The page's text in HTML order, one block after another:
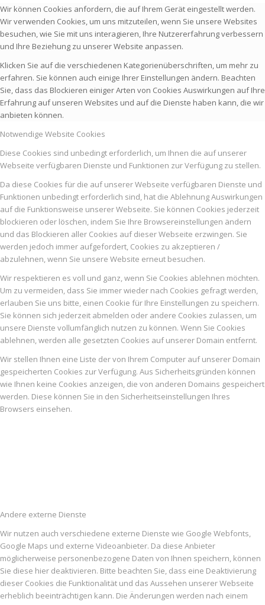
Wir können Cookies anfordern, die auf Ihrem Gerät eingestellt werden.
Wir verwenden Cookies, um uns mitzuteilen, wenn Sie unsere Websites
besuchen, wie Sie mit uns interagieren, Ihre Nutzererfahrung verbessern
und Ihre Beziehung zu unserer Website anpassen.
Klicken Sie auf die verschiedenen Kategorienüberschriften, um mehr zu
erfahren. Sie können auch einige Ihrer Einstellungen ändern. Beachten
Sie, dass das Blockieren einiger Arten von Cookies Auswirkungen auf Ihre
Erfahrung auf unseren Websites und auf die Dienste haben kann, die wir
anbieten können.
Notwendige Website Cookies
Diese Cookies sind unbedingt erforderlich, um Ihnen die auf unserer
Webseite verfügbaren Dienste und Funktionen zur Verfügung zu stellen.
Da diese Cookies für die auf unserer Webseite verfügbaren Dienste und
Funktionen unbedingt erforderlich sind, hat die Ablehnung Auswirkungen
auf die Funktionsweise unserer Webseite. Sie können Cookies jederzeit
blockieren oder löschen, indem Sie Ihre Browsereinstellungen ändern
und das Blockieren aller Cookies auf dieser Webseite erzwingen. Sie
werden jedoch immer aufgefordert, Cookies zu akzeptieren /
abzulehnen, wenn Sie unsere Website erneut besuchen.
Wir respektieren es voll und ganz, wenn Sie Cookies ablehnen möchten.
Um zu vermeiden, dass Sie immer wieder nach Cookies gefragt werden,
erlauben Sie uns bitte, einen Cookie für Ihre Einstellungen zu speichern.
Sie können sich jederzeit abmelden oder andere Cookies zulassen, um
unsere Dienste vollumfänglich nutzen zu können. Wenn Sie Cookies
ablehnen, werden alle gesetzten Cookies auf unserer Domain entfernt.
Wir stellen Ihnen eine Liste der von Ihrem Computer auf unserer Domain
gespeicherten Cookies zur Verfügung. Aus Sicherheitsgründen können
wie Ihnen keine Cookies anzeigen, die von anderen Domains gespeichert
werden. Diese können Sie in den Sicherheitseinstellungen Ihres
Browsers einsehen.
Andere externe Dienste
Wir nutzen auch verschiedene externe Dienste wie Google Webfonts,
Google Maps und externe Videoanbieter. Da diese Anbieter
möglicherweise personenbezogene Daten von Ihnen speichern, können
Sie diese hier deaktivieren. Bitte beachten Sie, dass eine Deaktivierung
dieser Cookies die Funktionalität und das Aussehen unserer Webseite
erheblich beeinträchtigen kann. Die Änderungen werden nach einem